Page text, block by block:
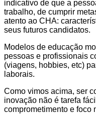
indicativo de que a
trabalho, de cumprir
atento ao CHA:
seus futuros candidatos.
Modelos de educação
pessoas e profissionais
(viagens, hobbies, etc)
laborais.
Como vimos acima, ser
inovação não é tarefa
comprometimento e foco